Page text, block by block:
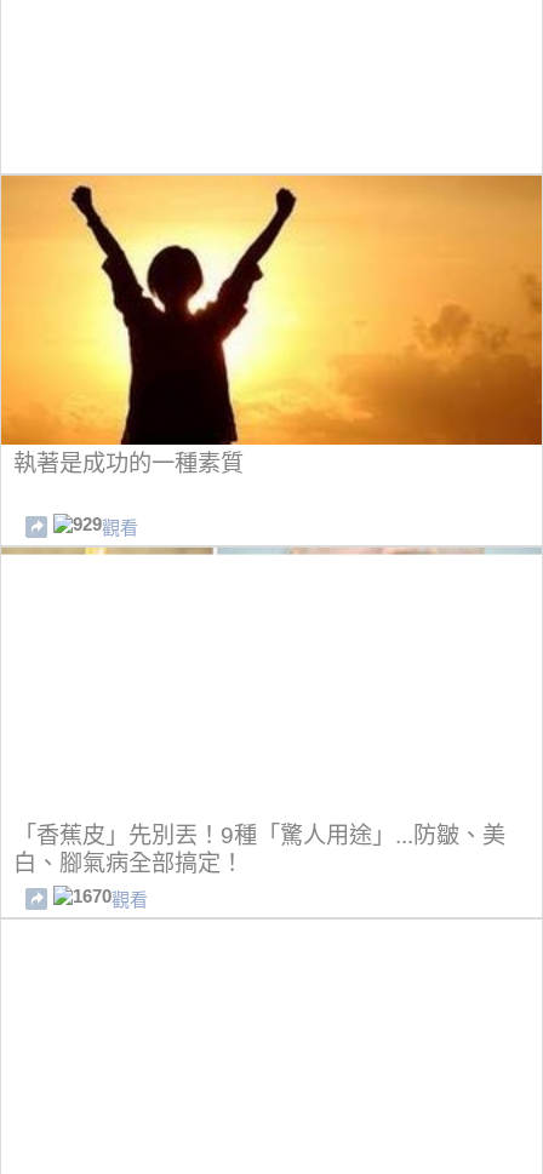
執著是成功的一種素質
929觀看
「香蕉皮」先別丟！9種「驚人用途」...防皺、美
白、腳氣病全部搞定！
1670觀看